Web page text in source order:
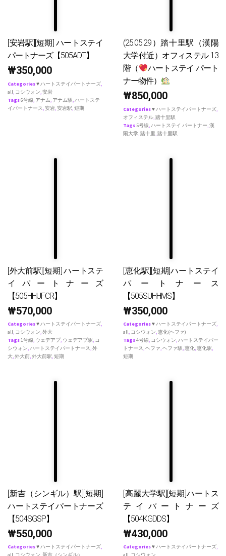
[安岩駅][短期] ハートステイ
パートナーズ【505ADT】
₩350,000
Categories♥ ハートステイパートナーズ
all コシウォン 安岩
Tags6号線 アナム アナム駅 ハートステ
イパートナース 安岩 安岩駅 短期
(25.05.29）踏十里駅（漢陽
大学付近）オフィステル 13
階（
ハートステイ パート
ナー物件）
₩850,000
Categories♥ ハートステイパートナーズ
オフィステル 踏十里駅
Tags 5号線 ハートステイ パートナー 漢
陽大学 踏十里 踏十里駅
[外大前駅][短期] ハートステ
イパートナーズ
【505HHUFCR】
₩570,000
Categories♥ ハートステイパートナーズ,
all, コシウォン,外大
Tags1号線, ウェデアプ, ウェデアプ駅, コ
シウォン,ハートステイパートナース,外
大,外大前,外大前駅,短期
[恵化駅][短期]ハートステイ
パートナース
【505SUHHMS】
₩350,000
Categories♥ ハートステイパートナーズ,
all, コシウォン,恵化(ヘファ)
Tags4号線, コシウォン,ハートステイパー
トナース,ヘファ,ヘファ駅,恵化,恵化駅,
短期
[新吉（シンギル）駅][短期]
ハートステイパートナーズ
【504SGSP】
₩550,000
Categories♥ ハートステイパートナーズ,
[高麗大学駅][短期]ハートス
テイパートナーズ
【504KGDDS】
₩430,000
Categories♥ ハートステイパートナーズ,